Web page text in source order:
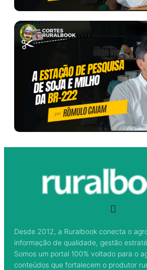
Desde 2012, a Ruralbook conecta o
informação de qualidade, gestão
Somos um portal 100% voltado para o
conteúdos que fortalecem o produtor